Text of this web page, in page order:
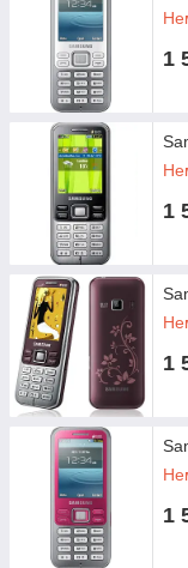
1
1
1
1